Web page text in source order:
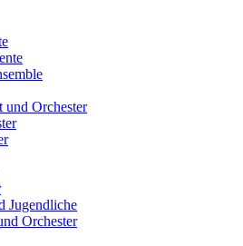
und Orchester
Jugendliche
Orchester